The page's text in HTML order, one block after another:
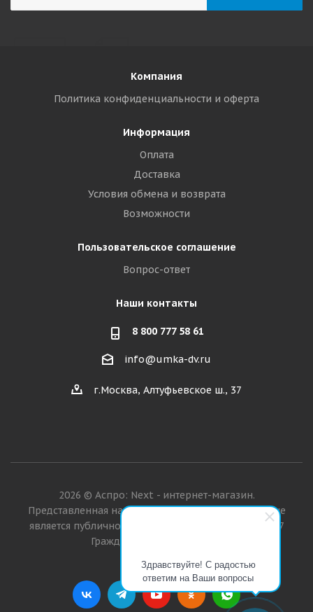
Здравствуйте! С радостью
ответим на Ваши вопросы
Компания
Политика конфиденциальности и оферта
Информация
Оплата
Доставка
Условия обмена и возврата
Возможности
Пользовательское соглашение
Вопрос-ответ
Наши контакты
8 800 777 58 61
info@umka-dv.ru
г.Москва, Алтуфьевское ш., 37
2026 © Аспро: Next - интернет-магазин.
Представленная на сайте информация о товарах не
является публичной офертой в значении п. 2 ст. 437
Гражданского кодекса РФ.